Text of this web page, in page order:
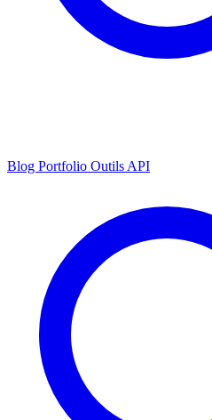
Blog Portfolio Outils API